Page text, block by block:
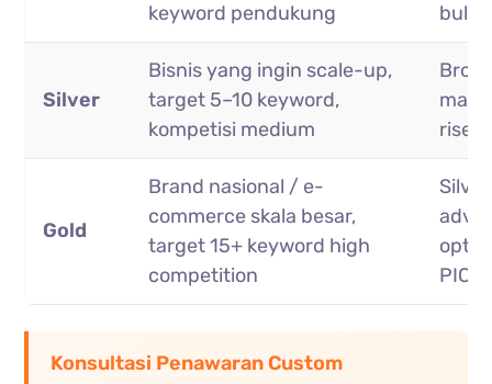
keyword pendukung
Silver
Bisnis yang ingin scale-up,
target 5–10 keyword,
kompetisi medium
riset
Gold
Brand nasional / e-
commerce skala besar,
target 15+ keyword high
competition
PIC
Konsultasi Penawaran Custom